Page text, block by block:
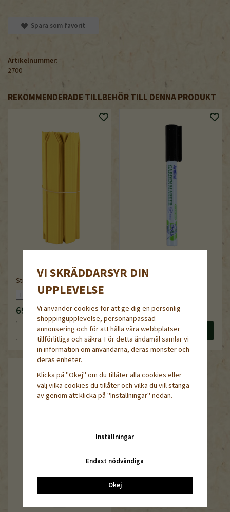
Spara som favorit
Artikelnummer:
2700
REKOMMENDERADE TILLBEHÖR TILL DENNA PRODUKT
Sticketiketter av trä, 20 cm
69 kr
Läs mer Köp nu
32 kr
Läs mer
VI SKRÄDDARSYR DIN
UPPLEVELSE
Vi använder cookies för att ge dig en personlig
shoppingupplevelse, personanpassad
annonsering och för att hålla våra webbplatser
tillförlitliga och säkra. För detta ändamål samlar vi
in information om användarna, deras mönster och
deras enheter.
Klicka på "Okej" om du tillåter alla cookies eller
välj vilka cookies du tillåter och vilka du vill stänga
av genom att klicka på "Inställningar" nedan.
Inställningar
Endast nödvändiga
Okej